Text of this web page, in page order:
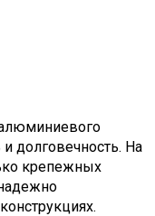
долговечность. На
крепежных